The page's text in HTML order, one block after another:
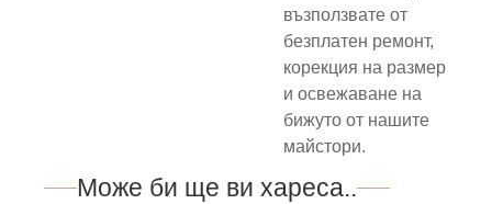
възползвате от
безплатен ремонт,
корекция на размер
и освежаване на
бижуто от нашите
майстори.
Може би ще ви хареса..